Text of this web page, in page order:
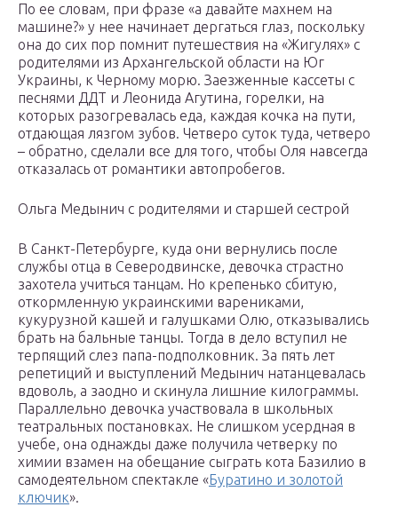
По ее словам, при фразе «а давайте махнем на
машине?» у нее начинает дергаться глаз, поскольку
она до сих пор помнит путешествия на «Жигулях» с
родителями из Архангельской области на Юг
Украины, к Черному морю. Заезженные кассеты с
песнями ДДТ и Леонида Агутина, горелки, на
которых разогревалась еда, каждая кочка на пути,
отдающая лязгом зубов. Четверо суток туда, четверо
– обратно, сделали все для того, чтобы Оля навсегда
отказалась от романтики автопробегов.
Ольга Медынич с родителями и старшей сестрой
В Санкт-Петербурге, куда они вернулись после
службы отца в Северодвинске, девочка страстно
захотела учиться танцам. Но крепенько сбитую,
откормленную украинскими варениками,
кукурузной кашей и галушками Олю, отказывались
брать на бальные танцы. Тогда в дело вступил не
терпящий слез папа-подполковник. За пять лет
репетиций и выступлений Медынич натанцевалась
вдоволь, а заодно и скинула лишние килограммы.
Параллельно девочка участвовала в школьных
театральных постановках. Не слишком усердная в
учебе, она однажды даже получила четверку по
химии взамен на обещание сыграть кота Базилио в
самодеятельном спектакле «Буратино и золотой
ключик».